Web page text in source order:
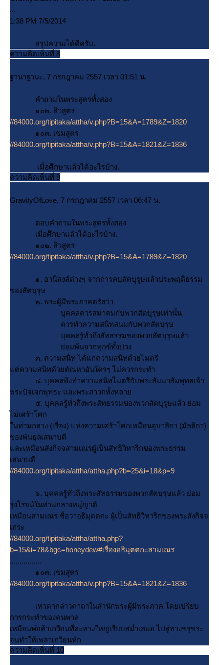
...
1:38 PM 7/5/2014
สรุปความได้ดีครับ.
ความคิดเห็นที่ 8
ฐานาฐานะ, 7 กรกฎาคม 2557 เวลา 01:51 น.
คำถามในพระสูตรทั้งสอง
๑๐๒. สิวสูตร
//84000.org/tipitaka/attha/v.php?B=15&A=1789&Z=1820
๑๐๓. เขมสูตร
//84000.org/tipitaka/attha/v.php?B=15&A=1821&Z=1836
เมื่อศึกษาแล้วได้อะไรบ้าง.
ความคิดเห็นที่ 9
GravityOfLove, 7 กรกฎาคม 2557 เวลา 06:47 น.
ตอบคำถามในพระสูตรทั้งสอง
เมื่อศึกษาแล้วได้อะไรบ้าง.
๑๐๒. สิวสูตร
//84000.org/tipitaka/attha/v.php?B=15&A=1789&Z=1820
๑. อานิสงส์ต่างๆ จากการคบสัตบุรุษแล้วประพฤติธรรม
ของสัตบุรุษ
๒. พระผู้มีพระภาคตรัสว่า
บุคคลควรสมาคมกับพวกสัตบุรุษเท่านั้น
ควรทำความสนิทสนมกับพวกสัตบุรุษ
บุคคลรู้ทั่วถึงสัทธรรมของพวกสัตบุรุษแล้ว
่อมพ้นจากทุกข์ทั้งปวง
๓. ความสนิท ได้แก่ความสนิทด้วยไมตรี
ต่ความสนิทด้วยตัณหาอันใครๆ ไม่ควรกระทำ
๔. บุคคลพึงทำความสนิทไมตรีกับพระสัมมาสัมพุทธเจ้า
พระปัจเจกพุทธะ และพระสาวกทั้งหลา
๕. บุคคลรู้ทั่วถึงพระสัทธรรมของพวกสัตบุรุษแล้ว ย่อม
ไม่เศร้าโศก
นท่ามกลาง (เรื่อง) แห่งความเศร้าโศกเหมือนอุบาสิกา (มัลลิกา)
ของพันธุลเสนาบดี
ละเหมือนสังกิจจสามเณรผู้เป็นสัทธิวิหาริกของพระธรรม
เสนาบดี
//84000.org/tipitaka/attha/attha.php?b=25&i=18&p=9
๖. บุคคลรู้ทั่วถึงพระสัทธรรมของพวกสัตบุรุษแล้ว ย่อม
รุ่งโรจน์ในท่ามกลางหมู่ญาติ
เหมือนสามเณร ชื่อว่าอธิมุตตกะ ผู้เป็นสัทธิวิหาริกของพระสังกิจจ
เถระ
//84000.org/tipitaka/attha/attha.php?
b=15&i=78&bgc=honeydew#เรื่องอธิมุตตกะสามเณร
................
๑๐๓. เขมสูตร
//84000.org/tipitaka/attha/v.php?B=15&A=1821&Z=1836
เทวดากล่าวคาถาในสำนักพระผู้มีพระภาค โดยเปรียบ
การกระทำของคนพาล
เหมือนพ่อค้าเกวียนที่ละทางใหญ่เรียบสม่ำเสมอ ไปสู่ทางขรุขระ
จนทำให้เพลาเกวียนหัก
ความคิดเห็นที่ 10